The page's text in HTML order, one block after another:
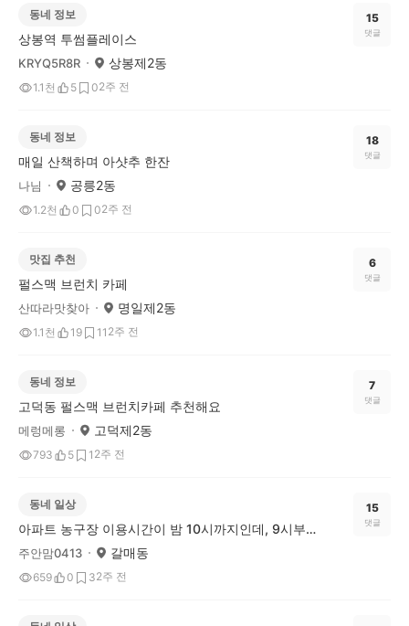
동네 정보
상봉역 투썸플레이스
KRYQ5R8R 상봉제2동
1.1천 5 02주 전
15
댓글
동네 정보
매일 산책하며 아샷추 한잔
나님 공릉2동
1.2천 0 02주 전
18
댓글
맛집 추천
펄스맥 브런치 카페
산따라맛찾아 명일제2동
1.1천 19 11 2주 전
6
댓글
동네 정보
고덕동 펄스맥 브런치카페 추천해요
메렁메롱 고덕제2동
793 5 1 2주 전
7
댓글
동네 일상
아파트 농구장 이용시간이 밤 10시까지인데, 9시부터 눈치를 봐야 할까요?
주안맘0413 갈매동
659 0 32주 전
15
댓글